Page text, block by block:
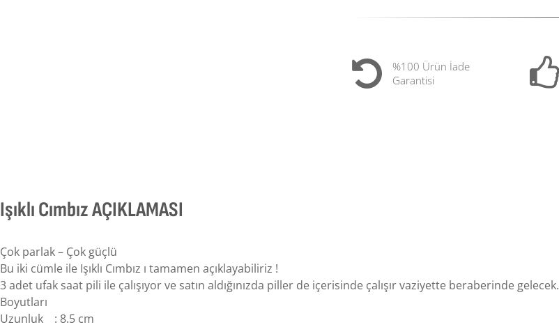
%100 Ürün İade
Garantisi
Işıklı Cımbız AÇIKLAMASI
Çok parlak – Çok güçlü
Bu iki cümle ile Işıklı Cımbız ı tamamen açıklayabiliriz !
3 adet ufak saat pili ile çalışıyor ve satın aldığınızda piller de içerisinde çalışır vaziyette beraberinde gelecek.
Boyutları
Uzunluk : 8.5 cm